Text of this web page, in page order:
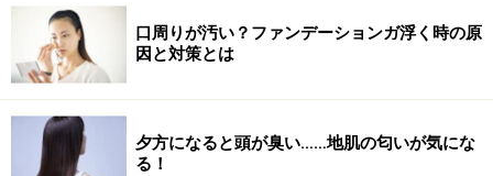
口周りが汚い？ファンデーションガ浮く時の原
因と対策とは
夕方になると頭が臭い……地肌の匂いが気にな
る！